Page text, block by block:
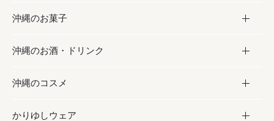
お肉
海産物
缶詰／パウチ
沖縄料理
沖縄そば／乾麺
レトルト食品
調味料
砂糖／黒砂糖
塩
お酢／ドレッシング
沖縄のお菓子
お菓子
黒糖
ちんすこう
沖縄のお酒・ドリンク
お酒・ドリンク
泡盛
沖縄のコスメ
コスメ
かりゆしウェア